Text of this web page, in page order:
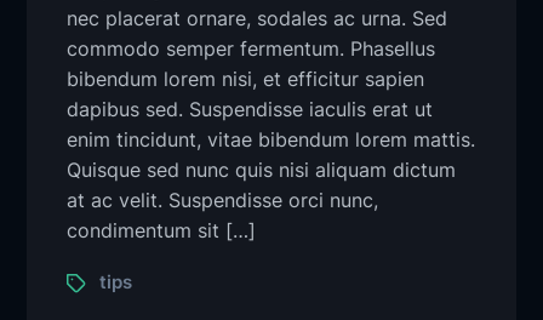
nec placerat ornare, sodales ac urna. Sed
commodo semper fermentum. Phasellus
bibendum lorem nisi, et efficitur sapien
dapibus sed. Suspendisse iaculis erat ut
enim tincidunt, vitae bibendum lorem mattis.
Quisque sed nunc quis nisi aliquam dictum
at ac velit. Suspendisse orci nunc,
condimentum sit […]
tips